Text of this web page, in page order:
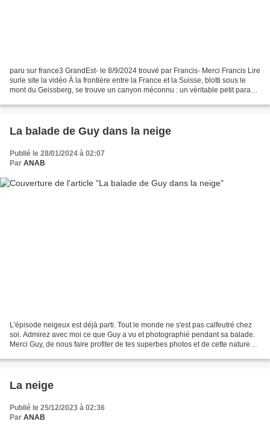
paru sur france3 GrandEst- le 8/9/2024 trouvé par Francis- Merci Francis Lire
surle site la vidéo À la frontière entre la France et la Suisse, blotti sous le
mont du Geissberg, se trouve un canyon méconnu : un véritable petit paradis
La balade de Guy dans la neige
Publié le 28/01/2024 à 02:07
Par ANAB
L'épisode neigeux est déjà parti. Tout le monde ne s'est pas calfeutré chez
soi. Admirez avec moi ce que Guy a vu et photographié pendant sa balade.
Merci Guy, de nous faire profiter de tes superbes photos et de cette nature
La neige
Publié le 25/12/2023 à 02:36
Par ANAB